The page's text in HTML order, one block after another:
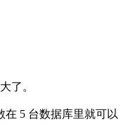
了。
5 台数据库里就可以